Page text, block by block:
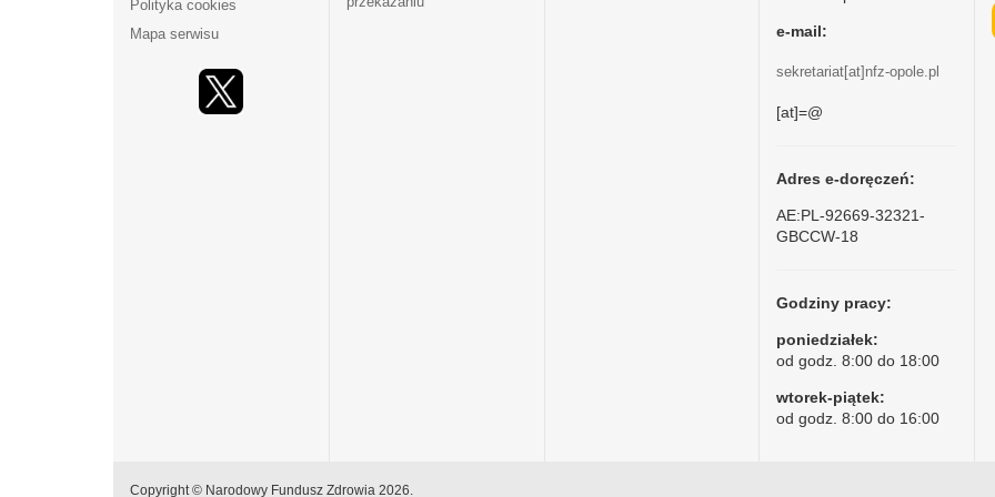
Polityka cookies
Mapa serwisu
e-mail:
sekretariat[at]nfz-opole.pl
[at]=@
Adres e-doręczeń:
AE:PL-92669-32321-
GBCCW-18
Godziny pracy:
poniedziałek:
od godz. 8:00 do 18:00
wtorek-piątek:
od godz. 8:00 do 16:00
Copyright © Narodowy Fundusz Zdrowia 2026.